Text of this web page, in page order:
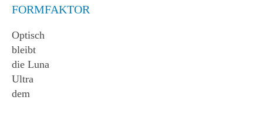
FORMFAKTOR
Optisch
bleibt
die Luna
Ultra
dem